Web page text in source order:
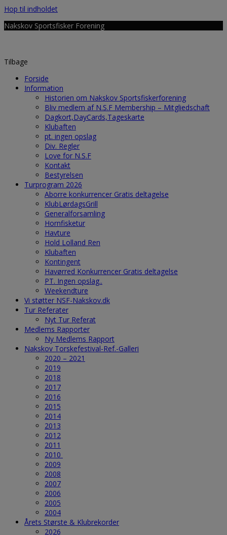
Hop til indholdet
Nakskov Sportsfisker Forening
Tilbage
Forside
Information
Historien om Nakskov Sportsfiskerforening
Bliv medlem af N.S.F Membership – Mitgliedschaft
Dagkort,DayCards,Tageskarte
Klubaften
pt. ingen opslag
Div. Regler
Love for N.S.F
Kontakt
Bestyrelsen
Turprogram 2026
Aborre konkurrencer Gratis deltagelse
KlubLørdagsGrill
Generalforsamling
Hornfisketur
Havture
Hold Lolland Ren
Klubaften
Kontingent
Havørred Konkurrencer Gratis deltagelse
PT. Ingen opslag..
Weekendture
Vi støtter NSF-Nakskov.dk
Tur Referater
Nyt Tur Referat
Medlems Rapporter
Ny Medlems Rapport
Nakskov Torskefestival-Ref.-Galleri
2020 – 2021
2019
2018
2017
2016
2015
2014
2013
2012
2011
2010
2009
2008
2007
2006
2005
2004
Årets Største & Klubrekorder
2026